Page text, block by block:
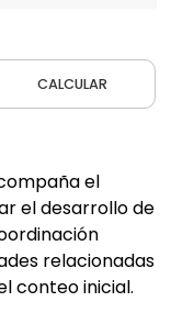
CALCULAR
el
el desarrollo de
relacionadas
conteo inicial.